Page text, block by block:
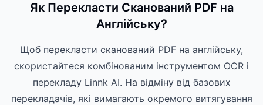
Як Перекласти Сканований PDF на
Англійську?
Щоб перекласти сканований PDF на англійську,
скористайтеся комбінованим інструментом OCR і
перекладу Linnk AI. На відміну від базових
перекладачів, які вимагають окремого витягування